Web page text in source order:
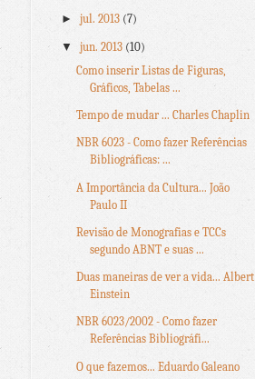
► jul. 2013 (7)
▼ jun. 2013 (10)
Como inserir Listas de Figuras,
Gráficos, Tabelas ...
Tempo de mudar ... Charles Chaplin
NBR 6023 - Como fazer Referências
Bibliográficas: ...
A Importância da Cultura... João
Paulo II
Revisão de Monografias e TCCs
segundo ABNT e suas ...
Duas maneiras de ver a vida... Albert
Einstein
NBR 6023/2002 - Como fazer
Referências Bibliográfi...
O que fazemos... Eduardo Galeano